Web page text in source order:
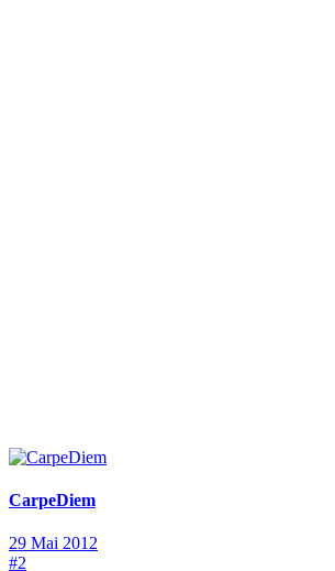
CarpeDiem
29 Mai 2012
#2